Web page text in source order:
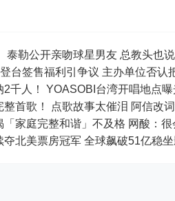
泰勒公开亲吻球星男友 总教头
台签售福利引争议 主办单位否认
2千人！ YOASOBI台湾开唱地点
整首歌！ 点歌故事太催泪 阿信
「家庭完整和谐」不及格 网酸
夺北美票房冠军 全球飙破51亿